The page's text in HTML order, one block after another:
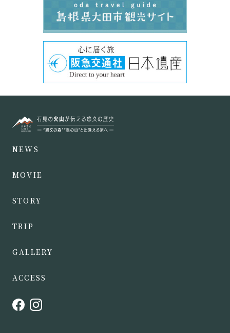
NEWS
MOVIE
STORY
TRIP
GALLERY
ACCESS